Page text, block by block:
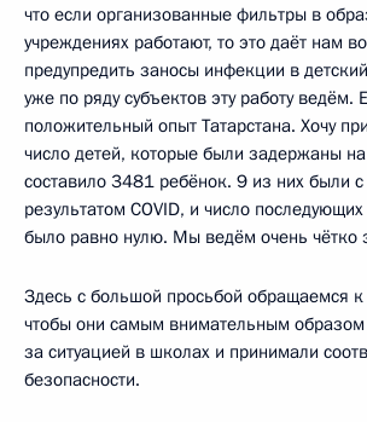
что если организованные фильтры в
учреждениях работают, то это даёт нам
предупредить заносы инфекции в
уже по ряду субъектов эту работу ведём.
положительный опыт Татарстана. Хочу
число детей, которые были задержаны
составило 3481 ребёнок. 9 из них были
результатом COVID, и число
было равно нулю. Мы ведём очень чётко
Здесь с большой просьбой обращаемся
чтобы они самым внимательным образом
за ситуацией в школах и принимали
безопасности.